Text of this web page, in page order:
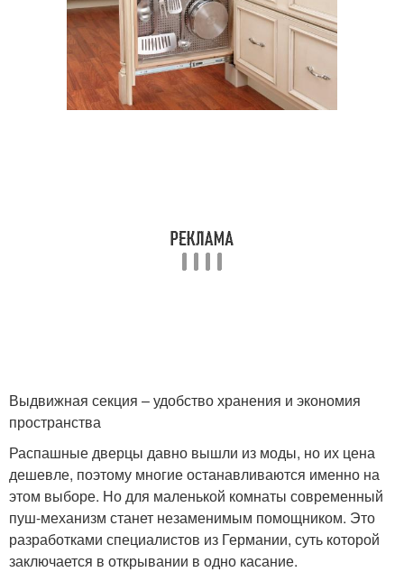
Выдвижная секция – удобство хранения и экономия
пространства
Распашные дверцы давно вышли из моды, но их цена
дешевле, поэтому многие останавливаются именно на
этом выборе. Но для маленькой комнаты современный
пуш-механизм станет незаменимым помощником. Это
разработками специалистов из Германии, суть которой
заключается в открывании в одно касание.